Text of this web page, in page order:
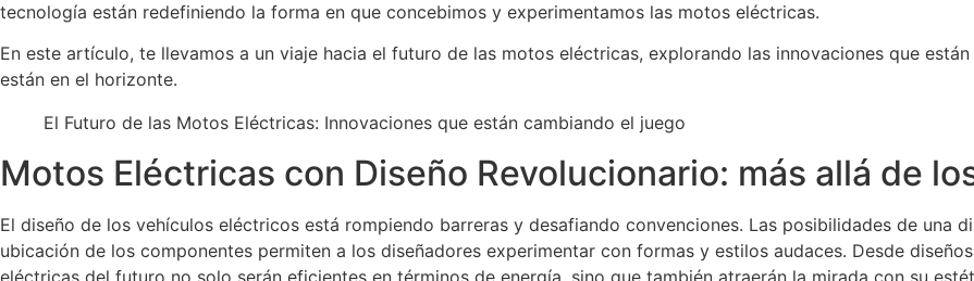
tecnología están redefiniendo la forma en que concebimos y experimentamos las motos eléctricas.
En este artículo, te llevamos a un viaje hacia el futuro de las motos eléctricas, explorando las innovaciones que
están en el horizonte.
El Futuro de las Motos Eléctricas: Innovaciones que están cambiando el juego
Motos Eléctricas con Diseño Revolucionario: más allá de
El diseño de los vehículos eléctricos está rompiendo barreras y desafiando convenciones. Las posibilidades de una
ubicación de los componentes permiten a los diseñadores experimentar con formas y estilos audaces. Desde